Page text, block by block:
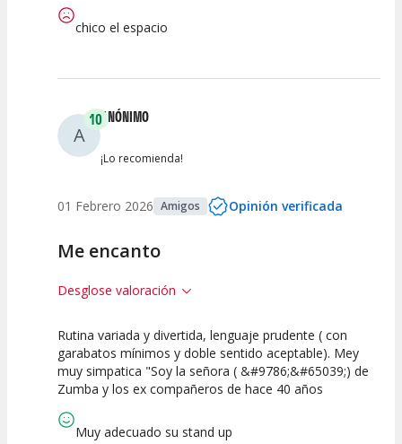
Espectáculo
chico el espacio
A
10ANÓNIMO
¡Lo recomienda!
01 Febrero 2026 Amigos Opinión verificada
Me encanto
Desglose valoración
10
Calidad del
Espectáculo
10
Puesta en
Escena
10
Interpretación
artística
Rutina variada y divertida, lenguaje prudente ( con
garabatos mínimos y doble sentido aceptable). Mey
muy simpatica "Soy la señora ( &#9786;&#65039;) de
Zumba y los ex compañeros de hace 40 años
Muy adecuado su stand up